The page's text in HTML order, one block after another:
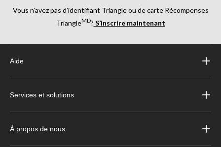
Vous n’avez pas d’identifiant Triangle ou de carte Récompenses
TriangleMD? S’inscrire maintenant
Aide
Services et solutions
À propos de nous